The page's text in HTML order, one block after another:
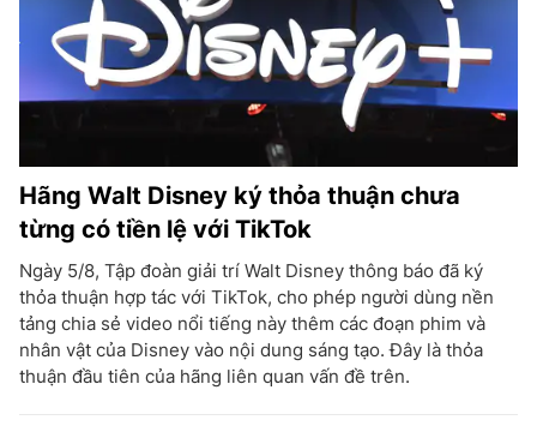
Hãng Walt Disney ký thỏa thuận chưa
từng có tiền lệ với TikTok
Ngày 5/8, Tập đoàn giải trí Walt Disney thông báo đã ký
thỏa thuận hợp tác với TikTok, cho phép người dùng nền
tảng chia sẻ video nổi tiếng này thêm các đoạn phim và
nhân vật của Disney vào nội dung sáng tạo. Đây là thỏa
thuận đầu tiên của hãng liên quan vấn đề trên.